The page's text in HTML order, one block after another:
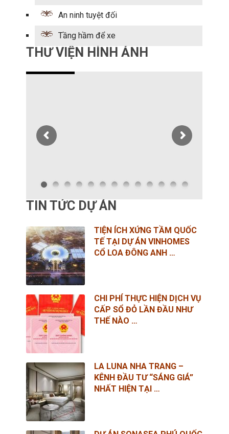
An ninh tuyệt đối
Tầng hầm để xe
THƯ VIỆN HÌNH ẢNH
TIN TỨC DỰ ÁN
TIỆN ÍCH XỨNG TẦM QUỐC
TẾ TẠI DỰ ÁN VINHOMES
CỔ LOA ĐÔNG ANH …
CHI PHÍ THỰC HIỆN DỊCH VỤ
CẤP SỔ ĐỎ LẦN ĐẦU NHƯ
THẾ NÀO …
LA LUNA NHA TRANG –
KÊNH ĐẦU TƯ “SÁNG GIÁ”
NHẤT HIỆN TẠI …